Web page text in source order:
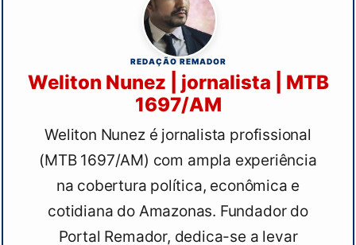
REDAÇÃO REMADOR
Weliton Nunez | jornalista | MTB
1697/AM
Weliton Nunez é jornalista profissional
(MTB 1697/AM) com ampla experiência
na cobertura política, econômica e
cotidiana do Amazonas. Fundador do
Portal Remador, dedica-se a levar